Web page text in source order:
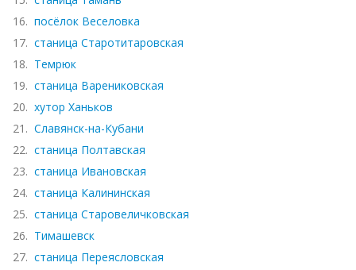
16. посёлок Веселовка
17. станица Старотитаровская
18. Темрюк
19. станица Варениковская
20. хутор Ханьков
21. Славянск-на-Кубани
22. станица Полтавская
23. станица Ивановская
24. станица Калининская
25. станица Старовеличковская
26. Тимашевск
27. станица Переясловская